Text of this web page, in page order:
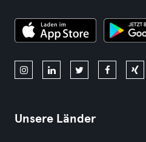
Unsere Länder